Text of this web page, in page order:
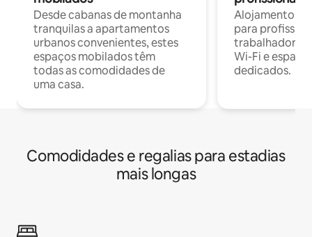
Desde cabanas de montanha
tranquilas a apartamentos
urbanos convenientes, estes
espaços mobilados têm
todas as comodidades de
uma casa.
Alojamentos
para
trabalhadores
Wi-Fi e
dedicados.
Comodidades e regalias para estadias
mais longas